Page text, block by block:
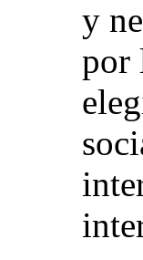
y
por